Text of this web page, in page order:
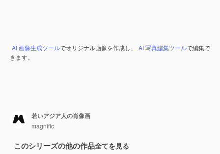
AI 画像生成ツールでオリジナル画像を作成し、 AI 写真編集ツールで編集で
きます。
若いアジア人の肖像画
magnific
このシリーズの他の作品全てを見る